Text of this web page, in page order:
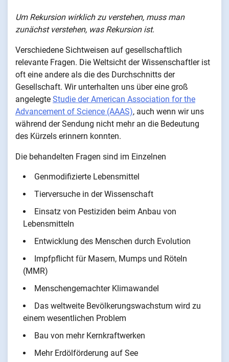
Um Rekursion wirklich zu verstehen, muss man
zunächst verstehen, was Rekursion ist.
Verschiedene Sichtweisen auf gesellschaftlich
relevante Fragen. Die Weltsicht der Wissenschaftler ist
oft eine andere als die des Durchschnitts der
Gesellschaft. Wir unterhalten uns über eine groß
angelegte Studie der American Association for the
Advancement of Science (AAAS), auch wenn wir uns
während der Sendung nicht mehr an die Bedeutung
des Kürzels erinnern konnten.
Die behandelten Fragen sind im Einzelnen
Genmodifizierte Lebensmittel
Tierversuche in der Wissenschaft
Einsatz von Pestiziden beim Anbau von
Lebensmitteln
Entwicklung des Menschen durch Evolution
Impfpflicht für Masern, Mumps und Röteln
(MMR)
Menschengemachter Klimawandel
Das weltweite Bevölkerungswachstum wird zu
einem wesentlichen Problem
Bau von mehr Kernkraftwerken
Mehr Erdölförderung auf See